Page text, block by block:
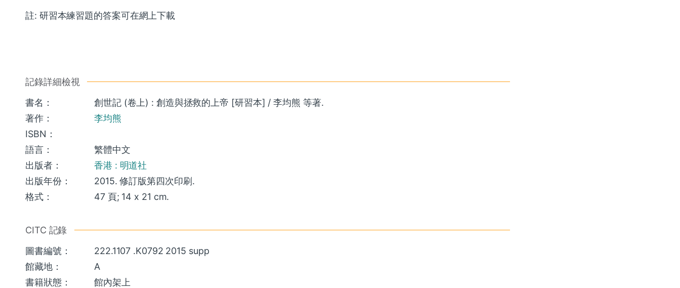
註: 研習本練習題的答案可在網上下載
記錄詳細檢視
書名：
創世記 (卷上) : 創造與拯救的上帝 [研習本] / 李均熊 等著.
著作：
李均熊
ISBN：
語言：
繁體中文
出版者：
香港 : 明道社
出版年份：
2015. 修訂版第四次印刷.
格式：
47 頁; 14 x 21 cm.
CITC 記錄
圖書編號：
222.1107 .K0792 2015 supp
館藏地：
A
書籍狀態：
館內架上